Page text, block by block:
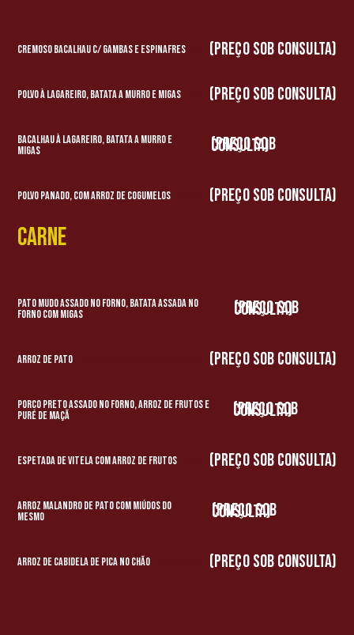
Cremoso Bacalhau c/ Gambas e Espinafres (preço sob consulta)
Polvo à Lagareiro, batata a murro e migas (preço sob consulta)
Bacalhau à Lagareiro, batata a murro e
migas
(preço sob consulta)
Polvo Panado, com arroz de cogumelos (preço sob consulta)
Carne
Pato Mudo Assado no Forno, batata assada no
forno com migas
(preço sob consulta)
Arroz de Pato (preço sob consulta)
Porco Preto Assado no Forno, arroz de frutos e
puré de maçã
(preço sob consulta)
Espetada de Vitela com Arroz de Frutos (preço sob consulta)
Arroz Malandro de Pato com Miúdos do
mesmo
(preço sob consulta)
Arroz de Cabidela de pica no chão (preço sob consulta)